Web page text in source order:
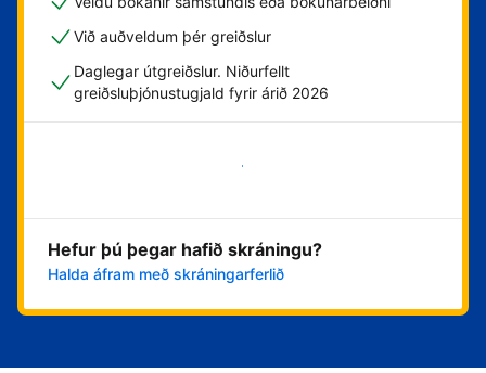
Við auðveldum þér greiðslur
Daglegar útgreiðslur. Niðurfellt
greiðsluþjónustugjald fyrir árið 2026
Byrja núna
Hefur þú þegar hafið skráningu?
Halda áfram með skráningarferlið